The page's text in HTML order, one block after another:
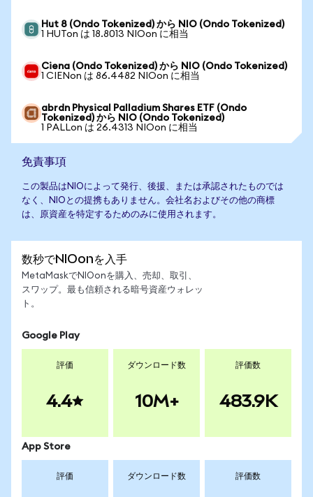
Hut 8 (Ondo Tokenized) から NIO (Ondo Tokenized)
1 HUTon は 18.8013 NIOon に相当
Ciena (Ondo Tokenized) から NIO (Ondo Tokenized)
1 CIENon は 86.4482 NIOon に相当
abrdn Physical Palladium Shares ETF (Ondo
Tokenized) から NIO (Ondo Tokenized)
1 PALLon は 26.4313 NIOon に相当
免責事項
この製品はNIOによって発行、後援、または承認されたものでは
なく、NIOとの提携もありません。会社名およびその他の商標
は、原資産を特定するためのみに使用されます。
数秒でNIOonを入手
MetaMaskでNIOonを購入、売却、取引、
スワップ。最も信頼される暗号資産ウォレッ
ト。
Google Play
評価
4.4
ダウンロード数
10M+
評価数
483.9K
App Store
評価 ダウンロード数 評価数